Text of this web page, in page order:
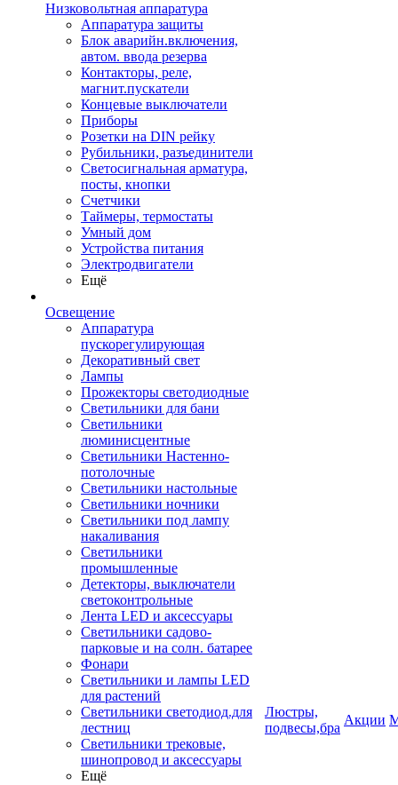
Низковольтная аппаратура
Аппаратура защиты
Блок аварийн.включения,
автом. ввода резерва
Контакторы, реле,
магнит.пускатели
Концевые выключатели
Приборы
Розетки на DIN рейку
Рубильники, разъединители
Светосигнальная арматура,
посты, кнопки
Счетчики
Таймеры, термостаты
Умный дом
Устройства питания
Электродвигатели
Ещё
Освещение
Аппаратура
пускорегулирующая
Декоративный свет
Лампы
Прожекторы светодиодные
Светильники для бани
Светильники
люминисцентные
Светильники Настенно-
потолочные
Светильники настольные
Светильники ночники
Светильники под лампу
накаливания
Светильники
промышленные
Детекторы, выключатели
светоконтрольные
Лента LED и аксессуары
Светильники садово-
парковые и на солн. батарее
Фонари
Светильники и лампы LED
для растений
Светильники светодиод.для
лестниц
Светильники трековые,
шинопровод и аксессуары
Ещё
Люстры,
подвесы,бра
Акции